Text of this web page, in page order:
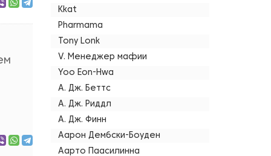
Kkat
Pharmama
Tony Lonk
V. Менеджер мафии
Yoo Eon-Hwa
А. Дж. Беттс
А. Дж. Риддл
А. Дж. Финн
Аарон Дембски-Боуден
Аарто Паасилинна